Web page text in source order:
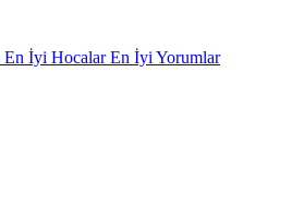
En İyi HocalarEn İyi Yorumlar